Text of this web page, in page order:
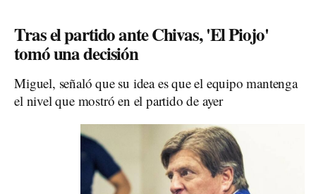
Tras el partido ante Chivas, 'El Piojo'
tomó una decisión
Miguel, señaló que su idea es que el equipo mantenga
el nivel que mostró en el partido de ayer